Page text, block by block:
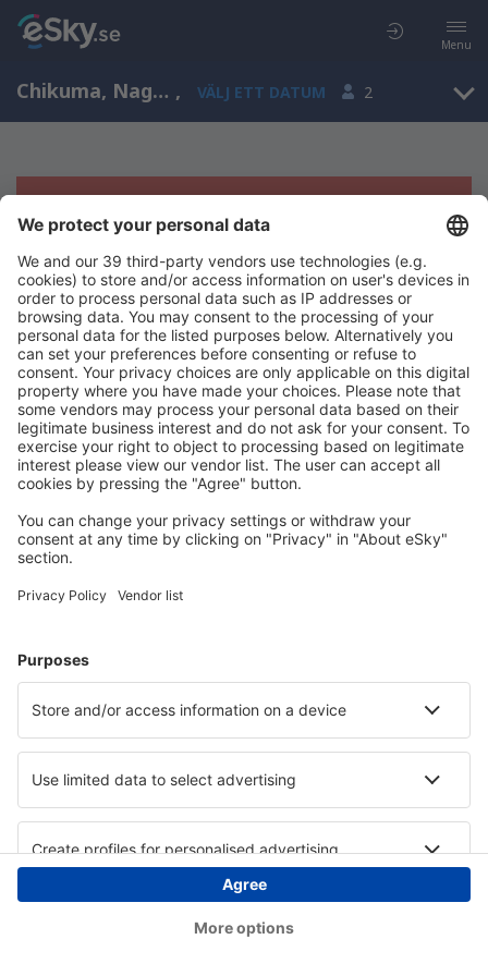
Menu
Chikuma, Nagano, Japan , VÄLJ ETT DATUM 2
Tyvärr, inga resultat för denna sökning
Försök att söka med andra kriterier
Copyright © eSky.se. Alla rättigheter förbehålls.